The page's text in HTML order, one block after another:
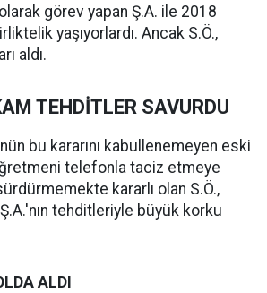
görev yapan Ş.A. ile 2018
yaşıyorlardı. Ancak S.Ö.,
aldı.
TEHDİTLER SAVURDU
bu kararını kabullenemeyen eski
telefonla taciz etmeye
kararlı olan S.Ö.,
tehditleriyle büyük korku
ALDI